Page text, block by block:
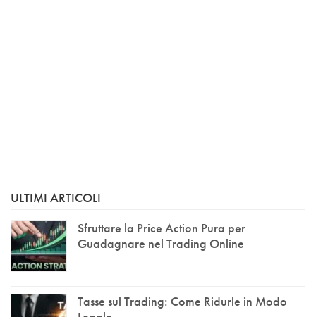
ULTIMI ARTICOLI
Sfruttare la Price Action Pura per
Guadagnare nel Trading Online
Tasse sul Trading: Come Ridurle in Modo